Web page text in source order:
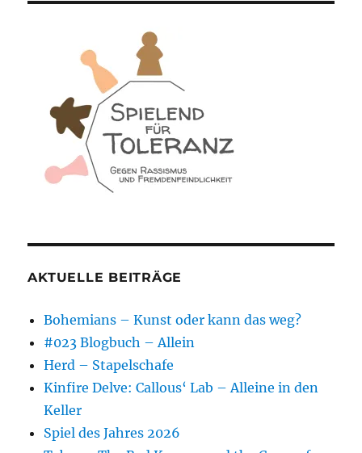
AKTUELLE BEITRÄGE
Bohemians – Kunst oder kann das weg?
#023 Blogbuch – Allein
Herd – Stapelschafe
Kinfire Delve: Callous‘ Lab – Alleine in den
Keller
Spiel des Jahres 2026